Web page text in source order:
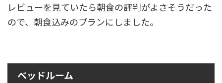
レビューを見ていたら朝食の評判がよさそうだった
ので、朝食込みのプランにしました。
ベッドルーム